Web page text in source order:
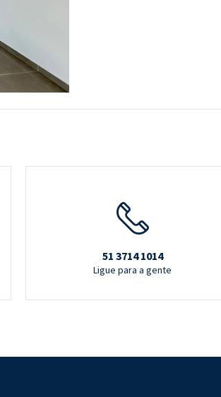
51 3714 1014
Ligue para a gente